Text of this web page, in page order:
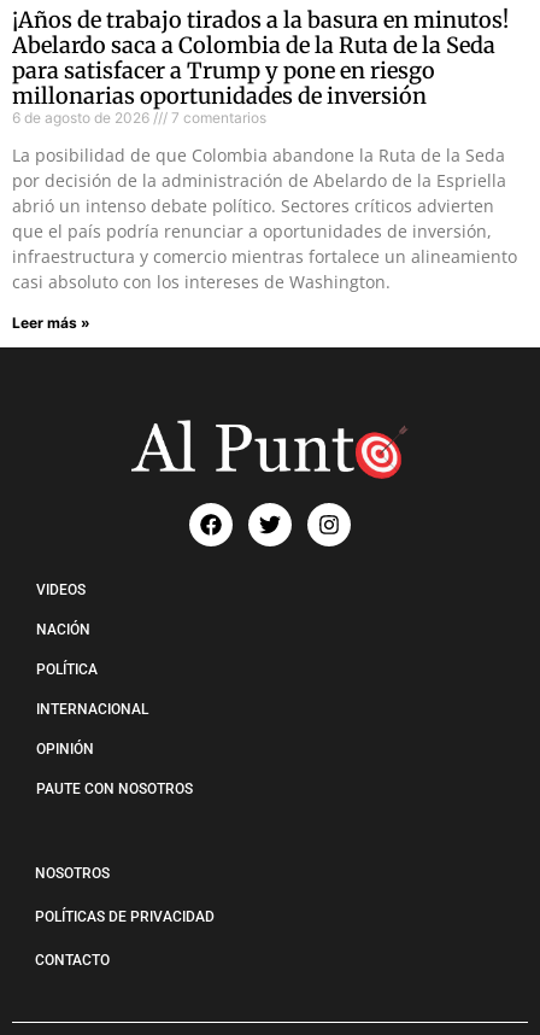
¡Años de trabajo tirados a la basura en minutos!
Abelardo saca a Colombia de la Ruta de la Seda
para satisfacer a Trump y pone en riesgo
millonarias oportunidades de inversión
6 de agosto de 2026 7 comentarios
La posibilidad de que Colombia abandone la Ruta de la Seda
por decisión de la administración de Abelardo de la Espriella
abrió un intenso debate político. Sectores críticos advierten
que el país podría renunciar a oportunidades de inversión,
infraestructura y comercio mientras fortalece un alineamiento
casi absoluto con los intereses de Washington.
Leer más »
VIDEOS
NACIÓN
POLÍTICA
INTERNACIONAL
OPINIÓN
PAUTE CON NOSOTROS
NOSOTROS
POLÍTICAS DE PRIVACIDAD
CONTACTO